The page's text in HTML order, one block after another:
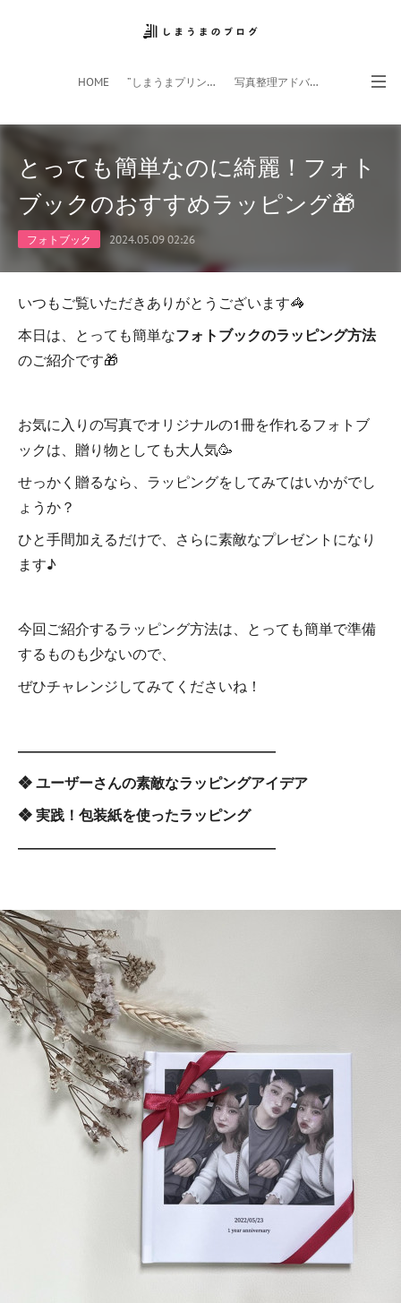
HOME ”しまうまプリント”サイト 写真整理アドバイザー
とっても簡単なのに綺麗！フォト
ブックのおすすめラッピング🎁
フォトブック 2024.05.09 02:26
いつもご覧いただきありがとうございます🦓
本日は、とっても簡単なフォトブックのラッピング方法
のご紹介です🎁
お気に入りの写真でオリジナルの1冊を作れるフォトブ
ックは、贈り物としても大人気🥳
せっかく贈るなら、ラッピングをしてみてはいかがでし
ょうか？
ひと手間加えるだけで、さらに素敵なプレゼントになり
ます♪
今回ご紹介するラッピング方法は、とっても簡単で準備
するものも少ないので、
ぜひチャレンジしてみてくださいね！
――――――――――――――――――
❖ ユーザーさんの素敵なラッピングアイデア
❖ 実践！包装紙を使ったラッピング
――――――――――――――――――